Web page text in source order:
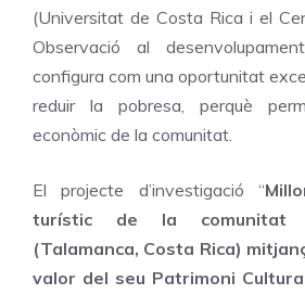
(Universitat de Costa Rica i el
Observació al
configura com una oportunitat
reduir la pobresa, perquè
econòmic de la comunitat.
El projecte d’investigació “
turístic de la comunitat
(Talamanca, Costa Rica)
valor del seu Patrimoni